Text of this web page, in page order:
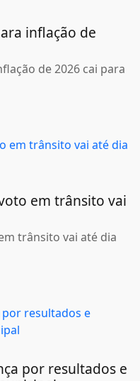
inflação de
de 2026 cai para
em trânsito vai
trânsito vai até dia
por resultados e